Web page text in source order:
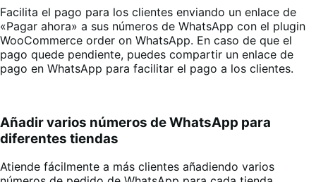
Facilita el pago para los clientes enviando un enlace de
«Pagar ahora» a sus números de WhatsApp con el plugin
WooCommerce order on WhatsApp. En caso de que el
pago quede pendiente, puedes compartir un enlace de
pago en WhatsApp para facilitar el pago a los clientes.
Añadir varios números de WhatsApp para
diferentes tiendas
Atiende fácilmente a más clientes añadiendo varios